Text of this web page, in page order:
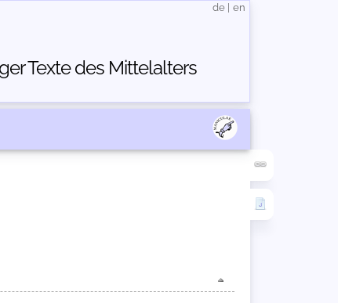
Texte des Mittelalters
de en